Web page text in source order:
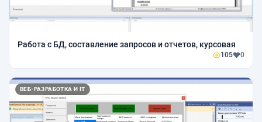
Работа с БД, составление запросов и отчетов, курсовая
105 0
ВЕБ-РАЗРАБОТКА И IT